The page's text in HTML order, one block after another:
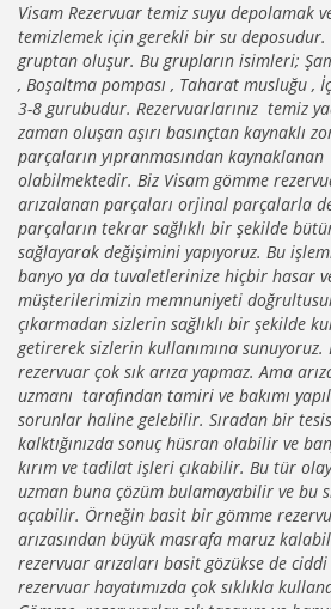
Visam Rezervuar temiz suyu depolamak
temizlemek için gerekli bir su deposudur.
gruptan oluşur. Bu grupların isimleri;
, Boşaltma pompası , Taharat musluğu ,
3-8 gurubudur. Rezervuarlarınız temiz
zaman oluşan aşırı basınçtan kaynaklı
parçaların yıpranmasından
olabilmektedir. Biz Visam gömme
arızalanan parçaları orjinal parçalarla
parçaların tekrar sağlıklı bir şekilde
sağlayarak değişimini yapıyoruz. Bu
banyo ya da tuvaletlerinize hiçbir hasar
müşterilerimizin memnuniyeti
çıkarmadan sizlerin sağlıklı bir şekilde
getirerek sizlerin kullanımına sunuyoruz.
rezervuar çok sık arıza yapmaz. Ama
uzmanı tarafından tamiri ve bakımı
sorunlar haline gelebilir. Sıradan bir
kalktığınızda sonuç hüsran olabilir ve
kırım ve tadilat işleri çıkabilir. Bu tür
uzman buna çözüm bulamayabilir ve bu
açabilir. Örneğin basit bir gömme
arızasından büyük masrafa maruz
rezervuar arızaları basit gözükse de
rezervuar hayatımızda çok sıklıkla